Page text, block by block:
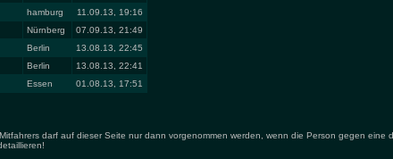
hamburg
11.09.13, 19:16
Nürnberg
07.09.13, 21:49
Berlin
13.08.13, 22:45
Berlin
13.08.13, 22:41
Essen 01.08.13, 17:51
darf auf dieser Seite nur dann vorgenommen werden, wenn die Person gegen eine